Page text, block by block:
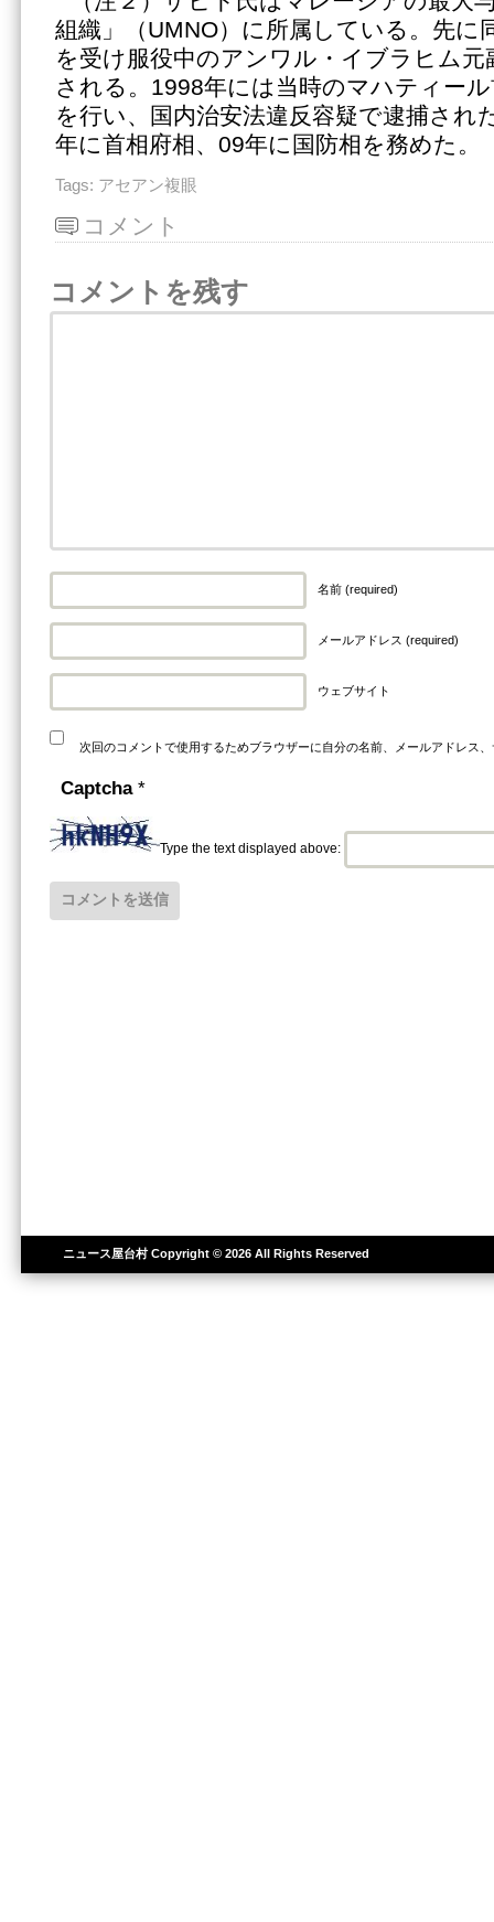
組織」（UMNO）に所属している。先に
を受け服役中のアンワル・イブラヒム
される。1998年には当時のマハティー
を行い、国内治安法違反容疑で逮捕され
年に首相府相、09年に国防相を務めた。
Tags: アセアン複眼
コメント
コメントを残す
名前 (required)
メールアドレス (required)
ウェブサイト
次回のコメントで使用するためブラウザーに自分の名前、メールアドレス
Captcha *
Type the text displayed above:
ニュース屋台村Copyright © 2026 All Rights Reserved